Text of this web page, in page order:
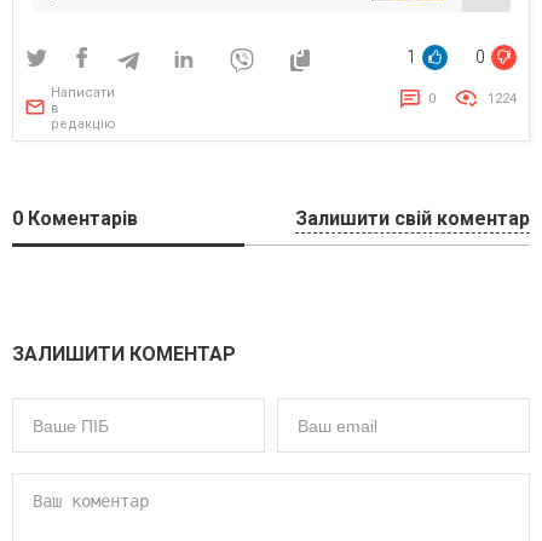
1 0
Написати
в
редакцію
0 1224
0 Коментарів Залишити свій коментар
ЗАЛИШИТИ КОМЕНТАР